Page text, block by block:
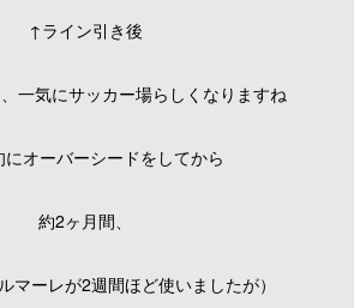
↑ライン引き後
一気にサッカー場らしくなりますね
にオーバーシードをしてから
約2ヶ月間、
マーレが2週間ほど使いましたが）